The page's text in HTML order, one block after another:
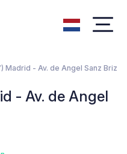
Madrid - Av. de Angel Sanz Briz
- Av. de Angel